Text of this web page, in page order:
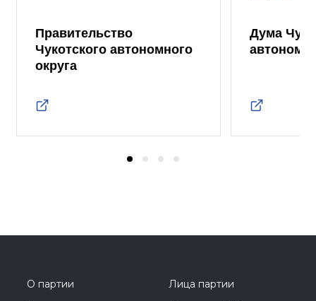
Правительство
Чукотского автономного
округа
Дума
О партии
Лица партии